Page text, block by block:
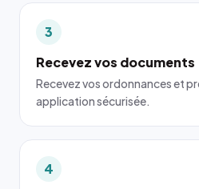
3
Recevez vos documents
Recevez vos ordonnances et
application sécurisée.
4